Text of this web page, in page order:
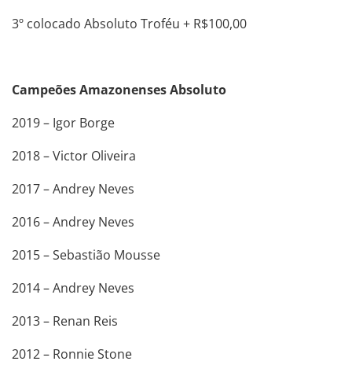
3º colocado Absoluto Troféu + R$100,00
Campeões Amazonenses Absoluto
2019 – Igor Borge
2018 – Victor Oliveira
2017 – Andrey Neves
2016 – Andrey Neves
2015 – Sebastião Mousse
2014 – Andrey Neves
2013 – Renan Reis
2012 – Ronnie Stone